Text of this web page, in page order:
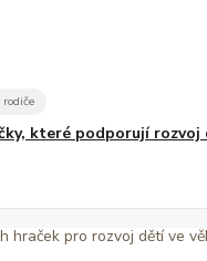
rodiče
které podporují rozvoj